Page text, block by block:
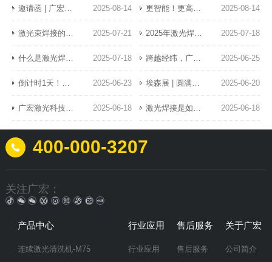
2025-08-14
邀请函 | 广宏悦达邀您共赴CIOE中国光博会 2025-08-14
更智能！更高效！更稳定！一图速览广宏悦达M系列激光手持焊硬核亮点
2025-07-21
激光束焊接的工作原理广宏激光的详细指南 2025-07-18
2025年激光焊机价格区间
2025-07-18
什么是激光焊接？ 2025-06-25
跨越经纬，广宏悦达携光热奔赴慕尼黑之约
2025-06-23
倒计时1天！广宏悦达邀您共赴第27届德国慕尼黑国际光博会 2025-06-20
埃森展 | 圆满收官，载誉而归！广宏悦达全球化战略再进阶
2025-06-18
广宏激光科技增加证书认证 2025-06-18
激光焊接是如何工作的？
400-000-3207
关注广宏：
产品中心
连续激光清洗机-M75
行业应用
行业应用
售后服务
售后服务
关于广宏
公司简介